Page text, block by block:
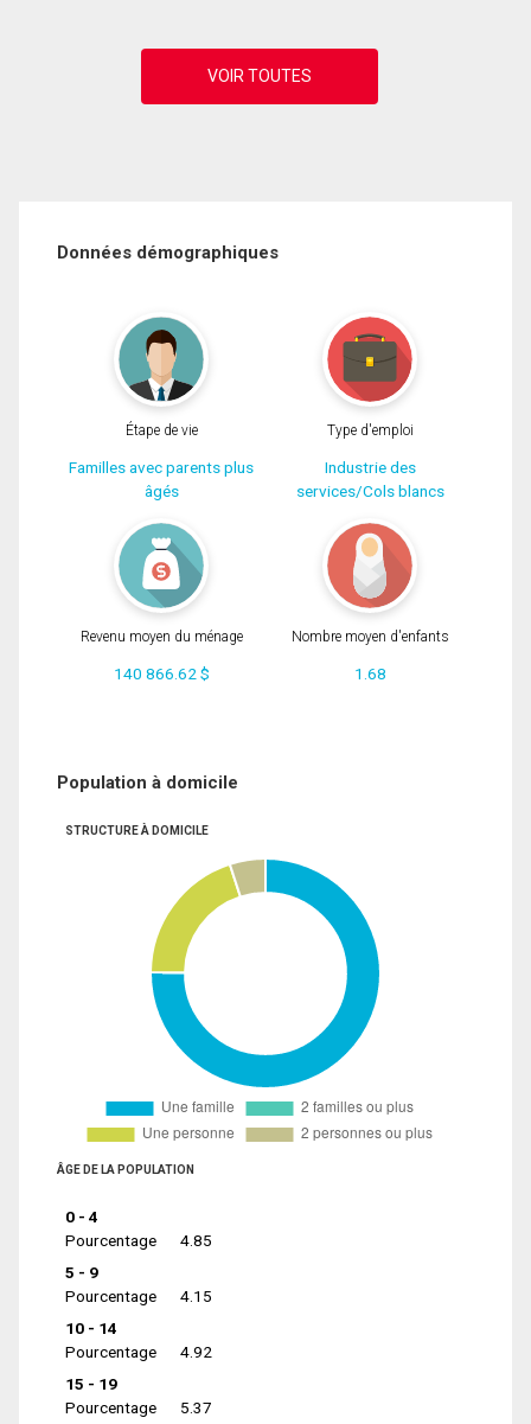
Données démographiques
Étape de vie
Familles avec parents plus
âgés
Type d'emploi
Industrie des
services/Cols blancs
Revenu moyen du ménage
140 866.62 $
Nombre moyen d'enfants
1.68
Population à domicile
STRUCTURE À DOMICILE
ÂGE DE LA POPULATION
0 - 4
Pourcentage
4.85
5 - 9
Pourcentage
4.15
10 - 14
Pourcentage
4.92
15 - 19
Pourcentage
5.37